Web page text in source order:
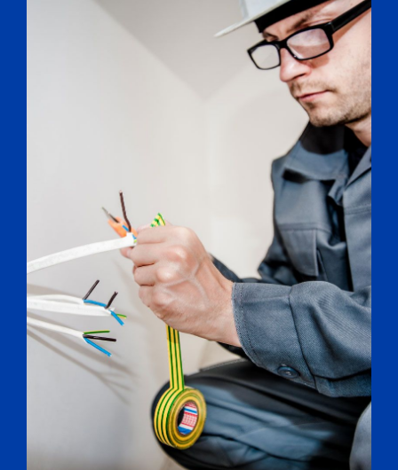
Energy Survey Job